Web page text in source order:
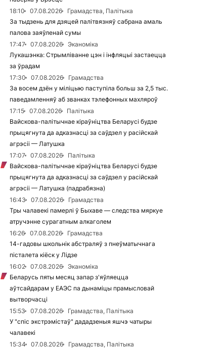
18:10
07.08.2026
Грамадства, Палітыка
За тыдзень для дзяцей палітвязняў сабрана амаль
палова заяўленай сумы
17:47
07.08.2026
Эканоміка
Лукашэнка: Стрымліванне цэн і інфляцыі застаецца
за ўрадам
17:30
07.08.2026
Грамадства
За восем дзён у міліцыю паступіла больш за 2,5 тыс.
паведамленняў аб званках тэлефонных махляроў
17:15
07.08.2026
Палітыка
Вайскова-палітычнае кіраўніцтва Беларусі будзе
прыцягнута да адказнасці за саўдзел у расійскай
агрэсіі — Латушка
17:07
07.08.2026
Палітыка
Вайскова-палітычнае кіраўніцтва Беларусі будзе
прыцягнута да адказнасці за саўдзел у расійскай
агрэсіі — Латушка (падрабязна)
16:43
07.08.2026
Грамадства
Тры чалавекі памерлі ў Быхаве — следства мяркуе
атручэнне сурагатным алкаголем
16:26
07.08.2026
Грамадства
14-гадовы школьнік абстраляў з пнеўматычнага
пісталета кіёск у Лідзе
16:02
07.08.2026
Эканоміка
Беларусь пяты месяц запар з'яўляецца
аўтсайдарам у ЕАЭС па дынаміцы прамысловай
вытворчасці
15:53
07.08.2026
Грамадства, Палітыка
У "спіс экстрэмістаў" дададзеныя яшчэ чатыры
чалавекі
15:34
07.08.2026
Грамадства, Палітыка